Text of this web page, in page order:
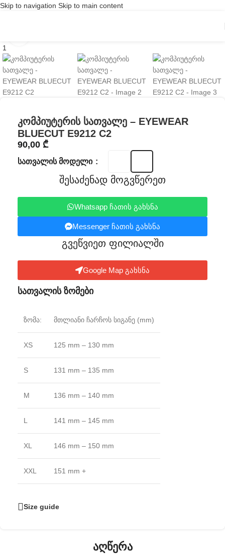
Skip to navigation Skip to main content
კომპიუტერის სათვალე – EYEWEAR
BLUECUT E9212 C2
90,00 ₾
ᲡᲐᲗᲕᲐᲚᲘᲡ ᲛᲝᲓᲔᲚᲘ
შესაძენად მოგვწერეთ
Whatsapp ჩათის გახსნა
Messenger ჩათის გახსნა
გვეწვიეთ ფილიალში​
Google Map გახსნა
სათვალის ზომები
ზომა: მთლიანი ჩარჩოს სიგანე (mm)
XS 125 mm – 130 mm
S 131 mm – 135 mm
M 136 mm – 140 mm
L 141 mm – 145 mm
XL 146 mm – 150 mm
XXL 151 mm +
Size guide
აღწერა